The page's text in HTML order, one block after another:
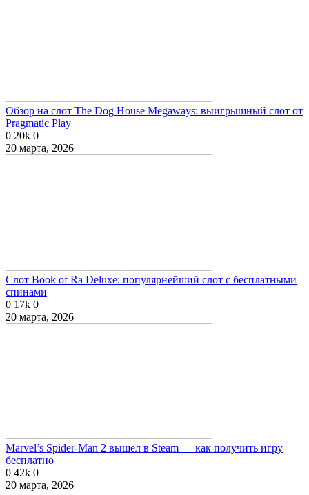
Обзор на слот The Dog House Megaways: выигрышный слот от
Pragmatic Play
0 20k 0
20 марта, 2026
Слот Book of Ra Deluxe: популярнейший слот с бесплатными
спинами
0 17k 0
20 марта, 2026
Marvel’s Spider-Man 2 вышел в Steam — как получить игру
бесплатно
0 42k 0
20 марта, 2026